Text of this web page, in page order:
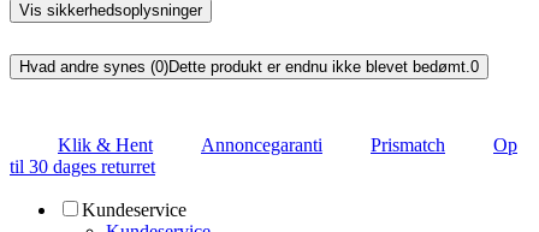
Vis sikkerhedsoplysninger
Hvad andre synes (0)Dette produkt er endnu ikke blevet bedømt.0
Klik & Hent Annoncegaranti Prismatch
Op
til 30 dages returret
Kundeservice